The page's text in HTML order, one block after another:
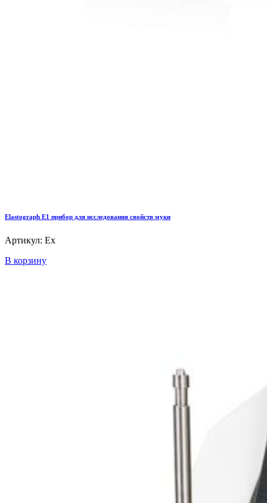
Elastograph E1 прибор для исследования свойств муки
Артикул: Ex
В корзину